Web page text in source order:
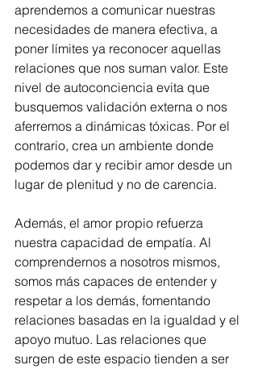
aprendemos a comunicar nuestras
necesidades de manera efectiva, a
poner límites ya reconocer aquellas
relaciones que nos suman valor. Este
nivel de autoconciencia evita que
busquemos validación externa o nos
aferremos a dinámicas tóxicas. Por el
contrario, crea un ambiente donde
podemos dar y recibir amor desde un
lugar de plenitud y no de carencia.
Además, el amor propio refuerza
nuestra capacidad de empatía. Al
comprendernos a nosotros mismos,
somos más capaces de entender y
respetar a los demás, fomentando
relaciones basadas en la igualdad y el
apoyo mutuo. Las relaciones que
surgen de este espacio tienden a ser